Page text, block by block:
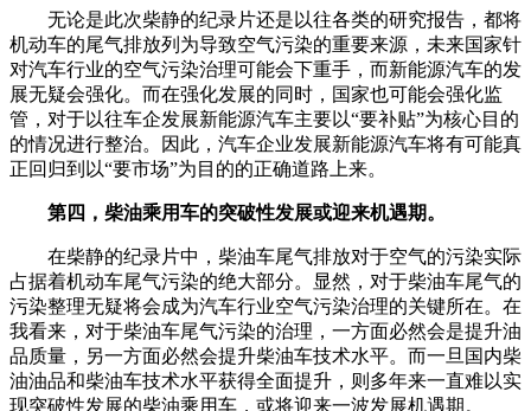
无论是此次柴静的纪录片还是以往各类的研究报告，都将
机动车的尾气排放列为导致空气污染的重要来源，未来国家针
对汽车行业的空气污染治理可能会下重手，而新能源汽车的发
展无疑会强化。而在强化发展的同时，国家也可能会强化监
管，对于以往车企发展新能源汽车主要以“要补贴”为核心目的
的情况进行整治。因此，汽车企业发展新能源汽车将有可能真
正回归到以“要市场”为目的的正确道路上来。
第四，柴油乘用车的突破性发展或迎来机遇期。
在柴静的纪录片中，柴油车尾气排放对于空气的污染实际
占据着机动车尾气污染的绝大部分。显然，对于柴油车尾气的
污染整理无疑将会成为汽车行业空气污染治理的关键所在。在
我看来，对于柴油车尾气污染的治理，一方面必然会是提升油
品质量，另一方面必然会提升柴油车技术水平。而一旦国内柴
油油品和柴油车技术水平获得全面提升，则多年来一直难以实
现突破性发展的柴油乘用车，或将迎来一波发展机遇期。